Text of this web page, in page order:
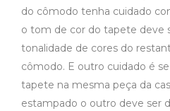
do cômodo tenha cuidado
o tom de cor do tapete deve
tonalidade de cores do
cômodo. E outro cuidado é
tapete na mesma peça da
estampado o outro deve ser